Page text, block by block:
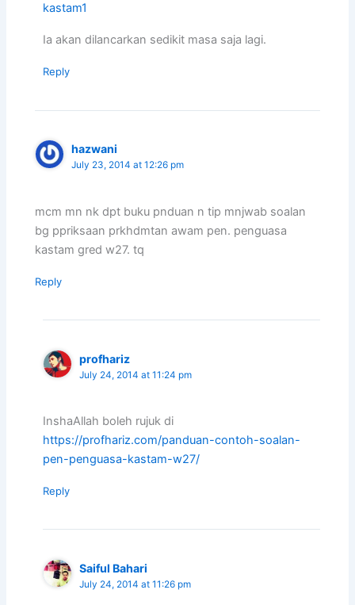
kastam1
Ia akan dilancarkan sedikit masa saja lagi.
Reply
hazwani
July 23, 2014 at 12:26 pm
mcm mn nk dpt buku pnduan n tip mnjwab soalan
bg ppriksaan prkhdmtan awam pen. penguasa
kastam gred w27. tq
Reply
profhariz
July 24, 2014 at 11:24 pm
InshaAllah boleh rujuk di
https://profhariz.com/panduan-contoh-soalan-
pen-penguasa-kastam-w27/
Reply
Saiful Bahari
July 24, 2014 at 11:26 pm